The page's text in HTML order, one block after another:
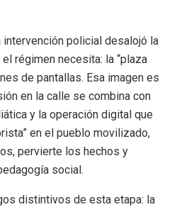
intervención policial desalojó la
régimen necesita: la “plaza
de pantallas. Esa imagen es
en la calle se combina con
y la operación digital que
en el pueblo movilizado,
pervierte los hechos y
social.
distintivos de esta etapa: la